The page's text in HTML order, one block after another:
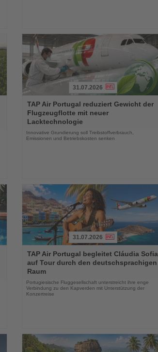
Sie
die
Nachrichten
31.07.2026
TAP Air Portugal reduziert Gewicht der
Flugzeugflotte mit neuer
Lacktechnologie
Innovative Grundierung soll Treibstoffverbrauch,
Emissionen und Betriebskosten senken
Sie
die
Nachrichten
31.07.2026
TAP Air Portugal begleitet Cláudia Sofia
auf Tour durch den deutschsprachigen
Raum
Portugiesische Fluggesellschaft unterstreicht ihre enge
Verbindung zu den Kapverden mit Unterstützung der
Konzertreise